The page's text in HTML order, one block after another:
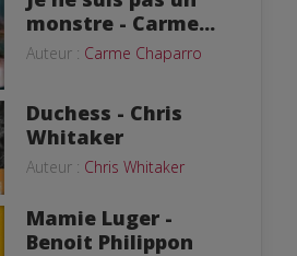
monstre - Carme...
Auteur : Carme Chaparro
Duchess - Chris
Whitaker
Auteur : Chris Whitaker
Mamie Luger -
Benoit Philippon